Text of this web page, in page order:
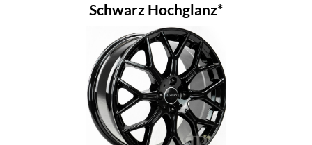
Schwarz Hochglanz*